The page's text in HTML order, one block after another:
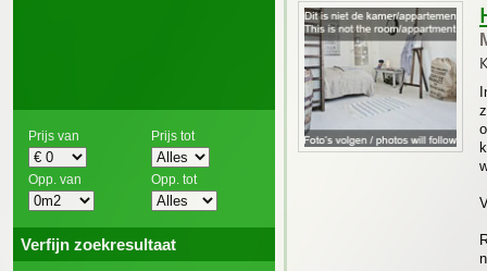
Prijs van
Opp. van
Prijs tot
Opp. tot
Verfijn zoekresultaat